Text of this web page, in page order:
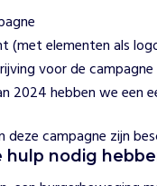
(met elementen als
voor de campagne
2024 hebben we een
deze campagne zijn
hulp nodig